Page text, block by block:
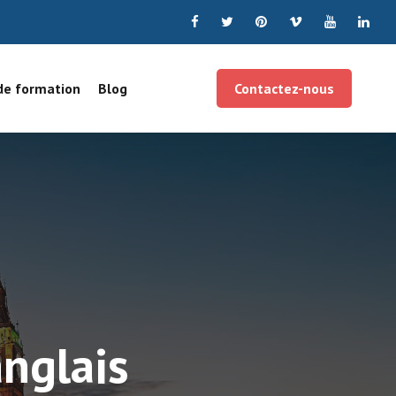
formation Blog Contactez-nous